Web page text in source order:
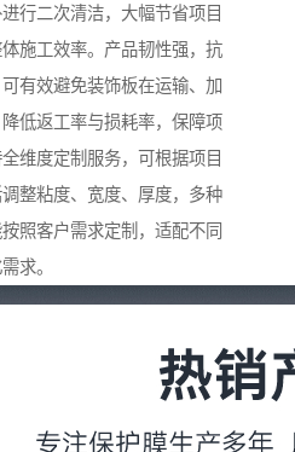
行二次清洁，大幅节省项目
施工效率。产品韧性强，抗
有效避免装饰板在运输、加
低返工率与损耗率，保障项
维度定制服务，可根据项目
整粘度、宽度、厚度，多种
照客户需求定制，适配不同
求。